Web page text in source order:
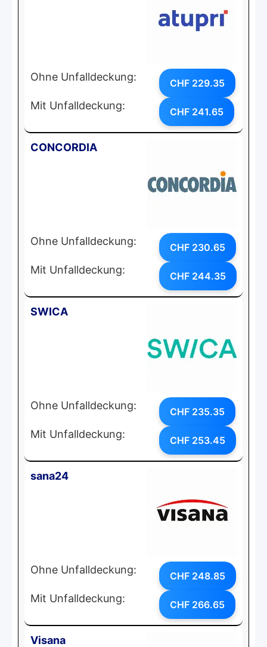
Ohne Unfalldeckung: CHF 229.35
Mit Unfalldeckung: CHF 241.65
CONCORDIA
Ohne Unfalldeckung: CHF 230.65
Mit Unfalldeckung: CHF 244.35
SWICA
Ohne Unfalldeckung: CHF 235.35
Mit Unfalldeckung: CHF 253.45
sana24
Ohne Unfalldeckung: CHF 248.85
Mit Unfalldeckung: CHF 266.65
Visana